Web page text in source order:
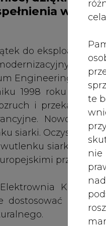
te
nie
do eksploatacji,
w
Engineering wraz
1998 roku
i przekazanie
siarki. Oczyszcza
siarki.
przepisami.
dostosować firmę